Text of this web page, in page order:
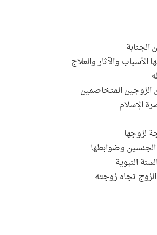
الجنابة
الأسباب والآثار والعلاج
الزوجين المتخاصمين
الإسلام
لزوجها
وضوابطها
النبوية